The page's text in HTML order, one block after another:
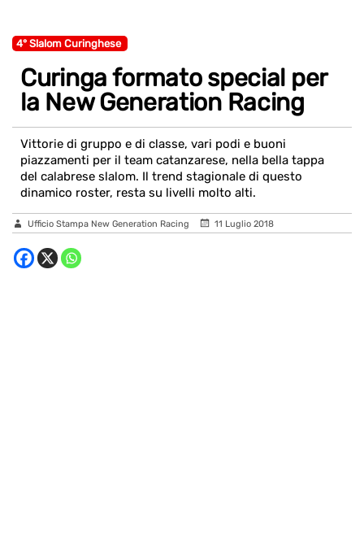
4° Slalom Curinghese
Curinga formato special per
la New Generation Racing
Vittorie di gruppo e di classe, vari podi e buoni
piazzamenti per il team catanzarese, nella bella tappa
del calabrese slalom. Il trend stagionale di questo
dinamico roster, resta su livelli molto alti.
Ufficio Stampa New Generation Racing 11 Luglio 2018